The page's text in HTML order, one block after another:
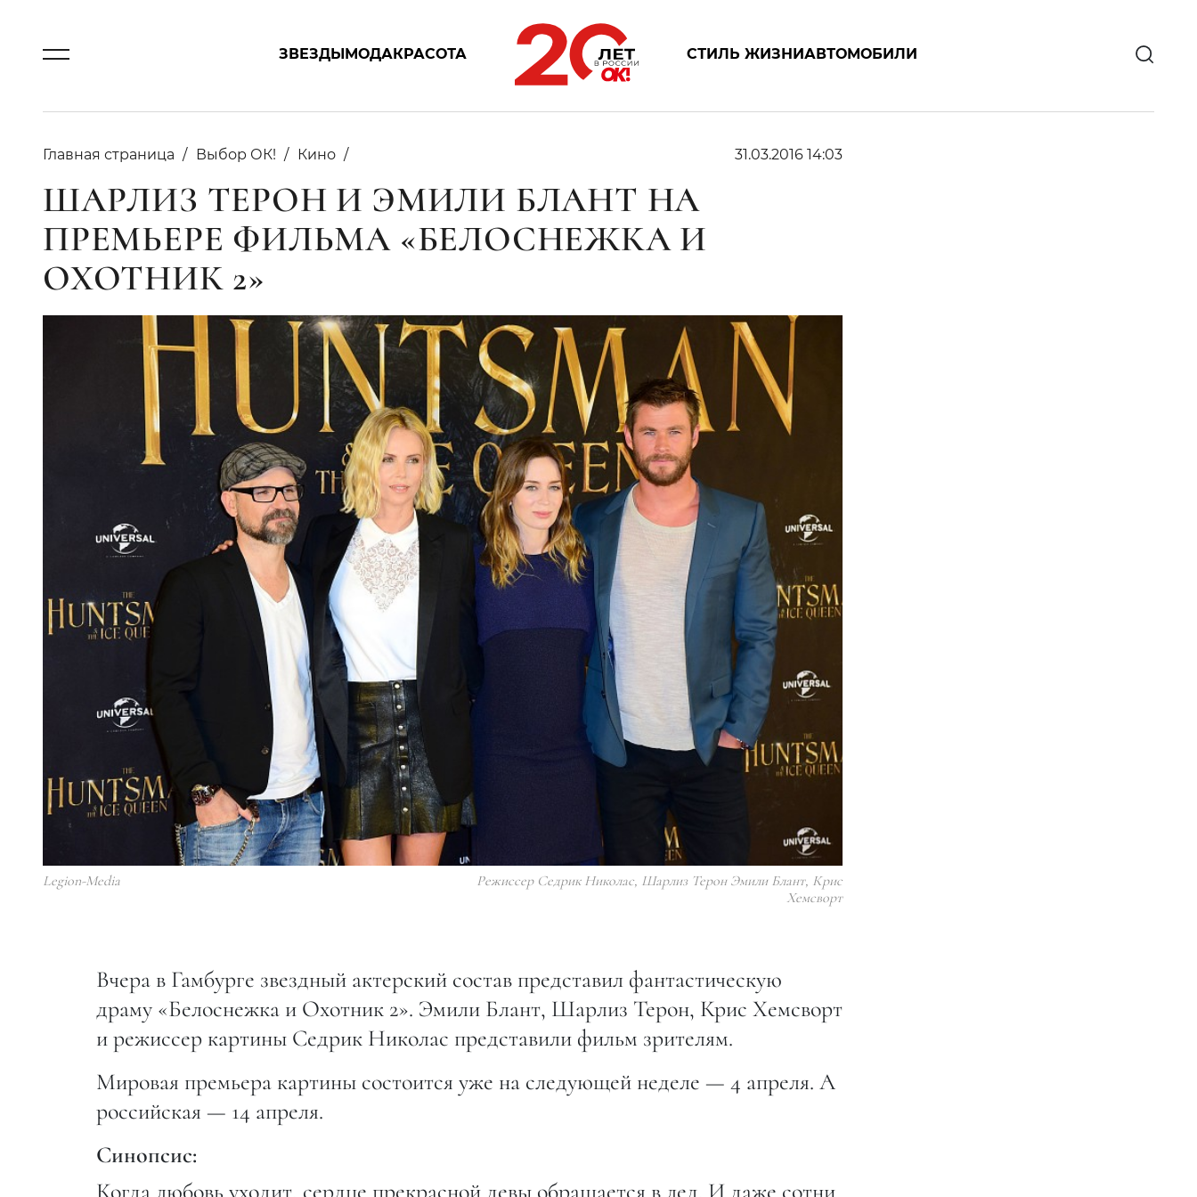
ЗВЕЗДЫМОДАКРАСОТА СТИЛЬ ЖИЗНИАВТОМОБИЛИ
Главная страница Выбор ОК! Кино 31.03.2016 14:03
ШАРЛИЗ ТЕРОН И ЭМИЛИ БЛАНТ НА
ПРЕМЬЕРЕ ФИЛЬМА «БЕЛОСНЕЖКА И
ОХОТНИК 2»
Legion-Media
Режиссер Седрик Николас, Шарлиз Терон Эмили Блант, Крис
Хемсворт
Вчера в Гамбурге звездный актерский состав представил фантастическую
драму «Белоснежка и Охотник 2». Эмили Блант, Шарлиз Терон, Крис Хемсворт
и режиссер картины Седрик Николас представили фильм зрителям.
Мировая премьера картины состоится уже на следующей неделе — 4 апреля. А
российская — 14 апреля.
Синопсис:
Когда любовь уходит, сердце прекрасной девы обращается в лед. И даже сотни